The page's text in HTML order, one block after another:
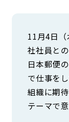
ガバナンス
ESGデータ集
11月4日
社社員と
日本郵便
で仕事を
組織に期
テーマで